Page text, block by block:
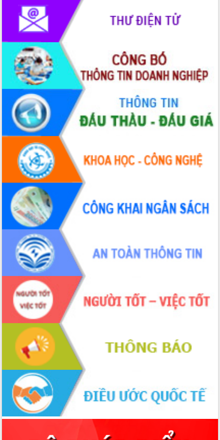
Hội thảo khoa học “Giải pháp thúc đẩy
phát triển nền kinh tế xanh tại tỉnh
Đắk Lắk”
Tăng cường giám sát, đôn đốc thực
hiện nhiệm vụ quản lý tài sản công
hàng tuần
Tháo gỡ những vướng mắc, đẩy mạnh
công tác cải cách thủ tục hành chính
tại Trung tâm Phục vụ hành chính
công tỉnh
Đắk Lắk: Tôn vinh 46 giải pháp tại Hội
thi Sáng tạo Kỹ thuật 2024 - 2025
Đắk Lắk rà soát, điều chỉnh Đề án 190
về phát triển nuôi trồng thủy sản
Phó Chủ tịch UBND tỉnh Đắk Lắk
Trương Công Thái kiểm tra thực địa
Dự án cao tốc Khánh Hòa - Buôn Ma
Thuột
Định vị cà phê Việt Nam như một “di
sản sống” trong dòng chảy toàn cầu
Xây dựng nông thôn mới: Nâng cao đời
sống người dân từ những mô hình thiết
thực
Quyết liệt tháo gỡ vướng mắc, đẩy
nhanh tiến độ các dự án trọng điểm
trong Khu kinh tế Nam Phú Yên
Hòn Yến phát triển du lịch gắn với bảo
tồn biển
Lấy ý kiến điều chỉnh Quy hoạch tỉnh
Đắk Lắk thời kỳ 2021-2030, tầm nhìn
đến năm 2050
Phát động chiến dịch 30 ngày đêm
giải phóng mặt bằng Tuyến đường bộ
ven biển
Đắk Lắk nỗ lực thúc đẩy tăng trưởng
kinh tế từ 10% trở lên trong Quý
II/2026
Đắk Lắk ký kết thỏa thuận hợp tác về
chuyển đổi số giai đoạn 2026 – 2030
với Tập đoàn Bưu chính Viễn thông